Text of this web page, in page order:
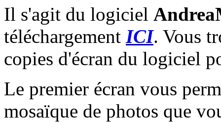
Il s'agit du logiciel
téléchargement ICI. Vous
copies d'écran du logiciel
Le premier écran vous
mosaïque de photos que